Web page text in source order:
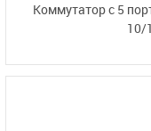
Коммутатор с 5
10/